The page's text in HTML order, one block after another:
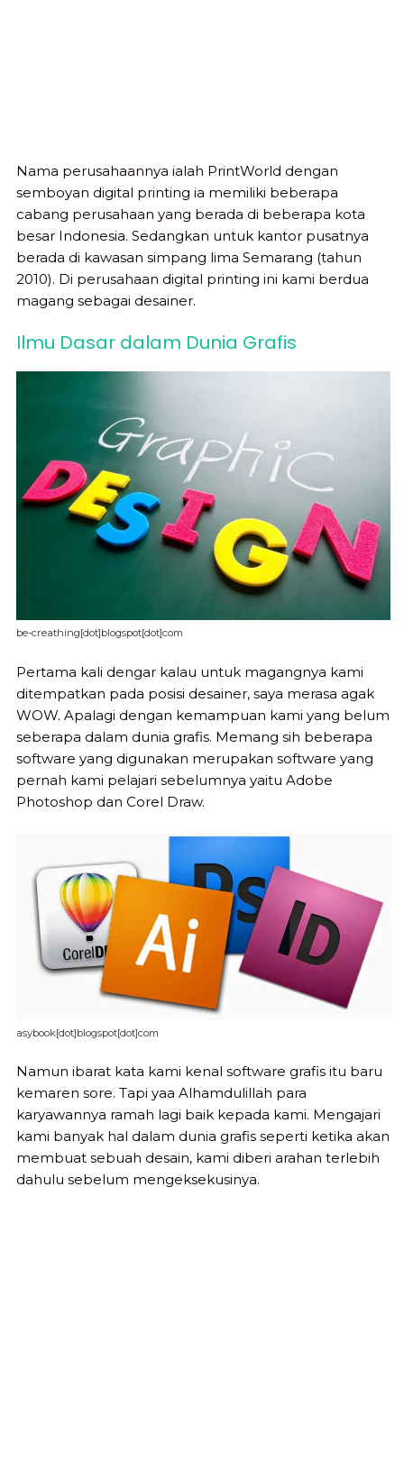
Nama perusahaannya ialah PrintWorld dengan
semboyan digital printing ia memiliki beberapa
cabang perusahaan yang berada di beberapa kota
besar Indonesia. Sedangkan untuk kantor pusatnya
berada di kawasan simpang lima Semarang (tahun
2010). Di perusahaan digital printing ini kami berdua
magang sebagai desainer.
Ilmu Dasar dalam Dunia Grafis
be-creathing[dot]blogspot[dot]com
Pertama kali dengar kalau untuk magangnya kami
ditempatkan pada posisi desainer, saya merasa agak
WOW. Apalagi dengan kemampuan kami yang belum
seberapa dalam dunia grafis. Memang sih beberapa
software yang digunakan merupakan software yang
pernah kami pelajari sebelumnya yaitu Adobe
Photoshop dan Corel Draw.
asybook[dot]blogspot[dot]com
Namun ibarat kata kami kenal software grafis itu baru
kemaren sore. Tapi yaa Alhamdulillah para
karyawannya ramah lagi baik kepada kami. Mengajari
kami banyak hal dalam dunia grafis seperti ketika akan
membuat sebuah desain, kami diberi arahan terlebih
dahulu sebelum mengeksekusinya.